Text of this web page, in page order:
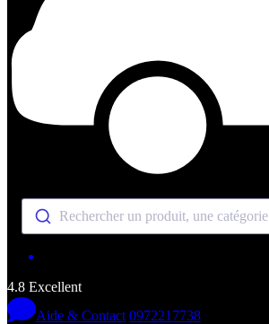
Rechercher un produit, une catégorie
4.8 Excellent
Aide & Contact 0972217738